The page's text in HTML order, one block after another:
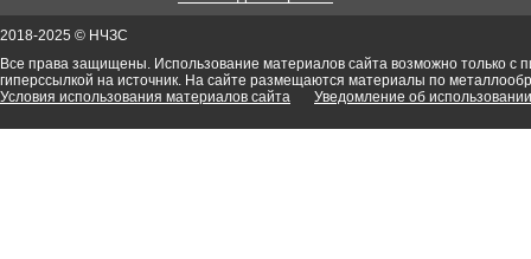
2018-2025 © НЧЗС
Все права защищены. Использование материалов сайта возможно только с
гиперссылкой на источник. На сайте размещаются материалы по
Условия использования материалов сайта
Уведомление об